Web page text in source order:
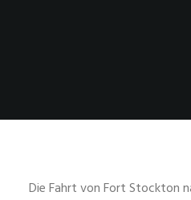
Die Fahrt von Fort Stockton